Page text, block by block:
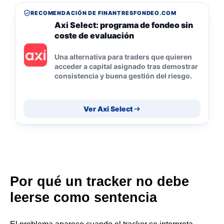
RECOMENDACIÓN DE FINANTRESFONDEO.COM
Axi Select: programa de fondeo sin
coste de evaluación
Una alternativa para traders que quieren
acceder a capital asignado tras demostrar
consistencia y buena gestión del riesgo.
Ver Axi Select
Por qué un tracker no debe
leerse como sentencia